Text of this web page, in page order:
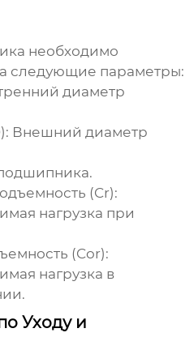
необходимо
следующие параметры:
диаметр
Внешний диаметр
(Cr):
нагрузка при
(Cor):
нагрузка в
Уходу и